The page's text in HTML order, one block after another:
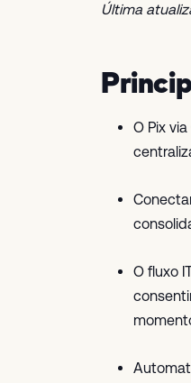
Última
O Pix
O fluxo